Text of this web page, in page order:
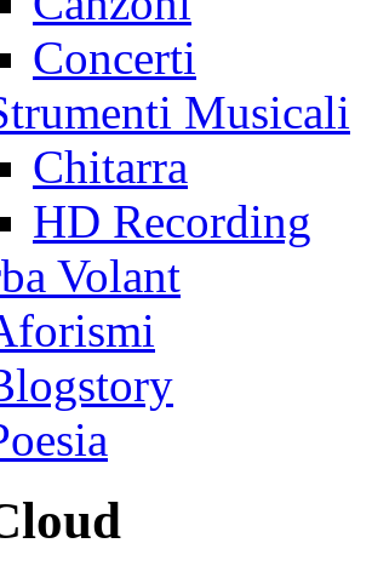
Concerti
Musicali
Chitarra
HD Recording
Volant